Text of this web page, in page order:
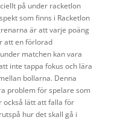
på under racketlon
som finns i Racketlon
är att varje poäng
att en förlorad
matchen kan vara
inte tappa fokus och lära
bollarna. Denna
problem för spelare som
också lätt att falla för
hur det skall gå i